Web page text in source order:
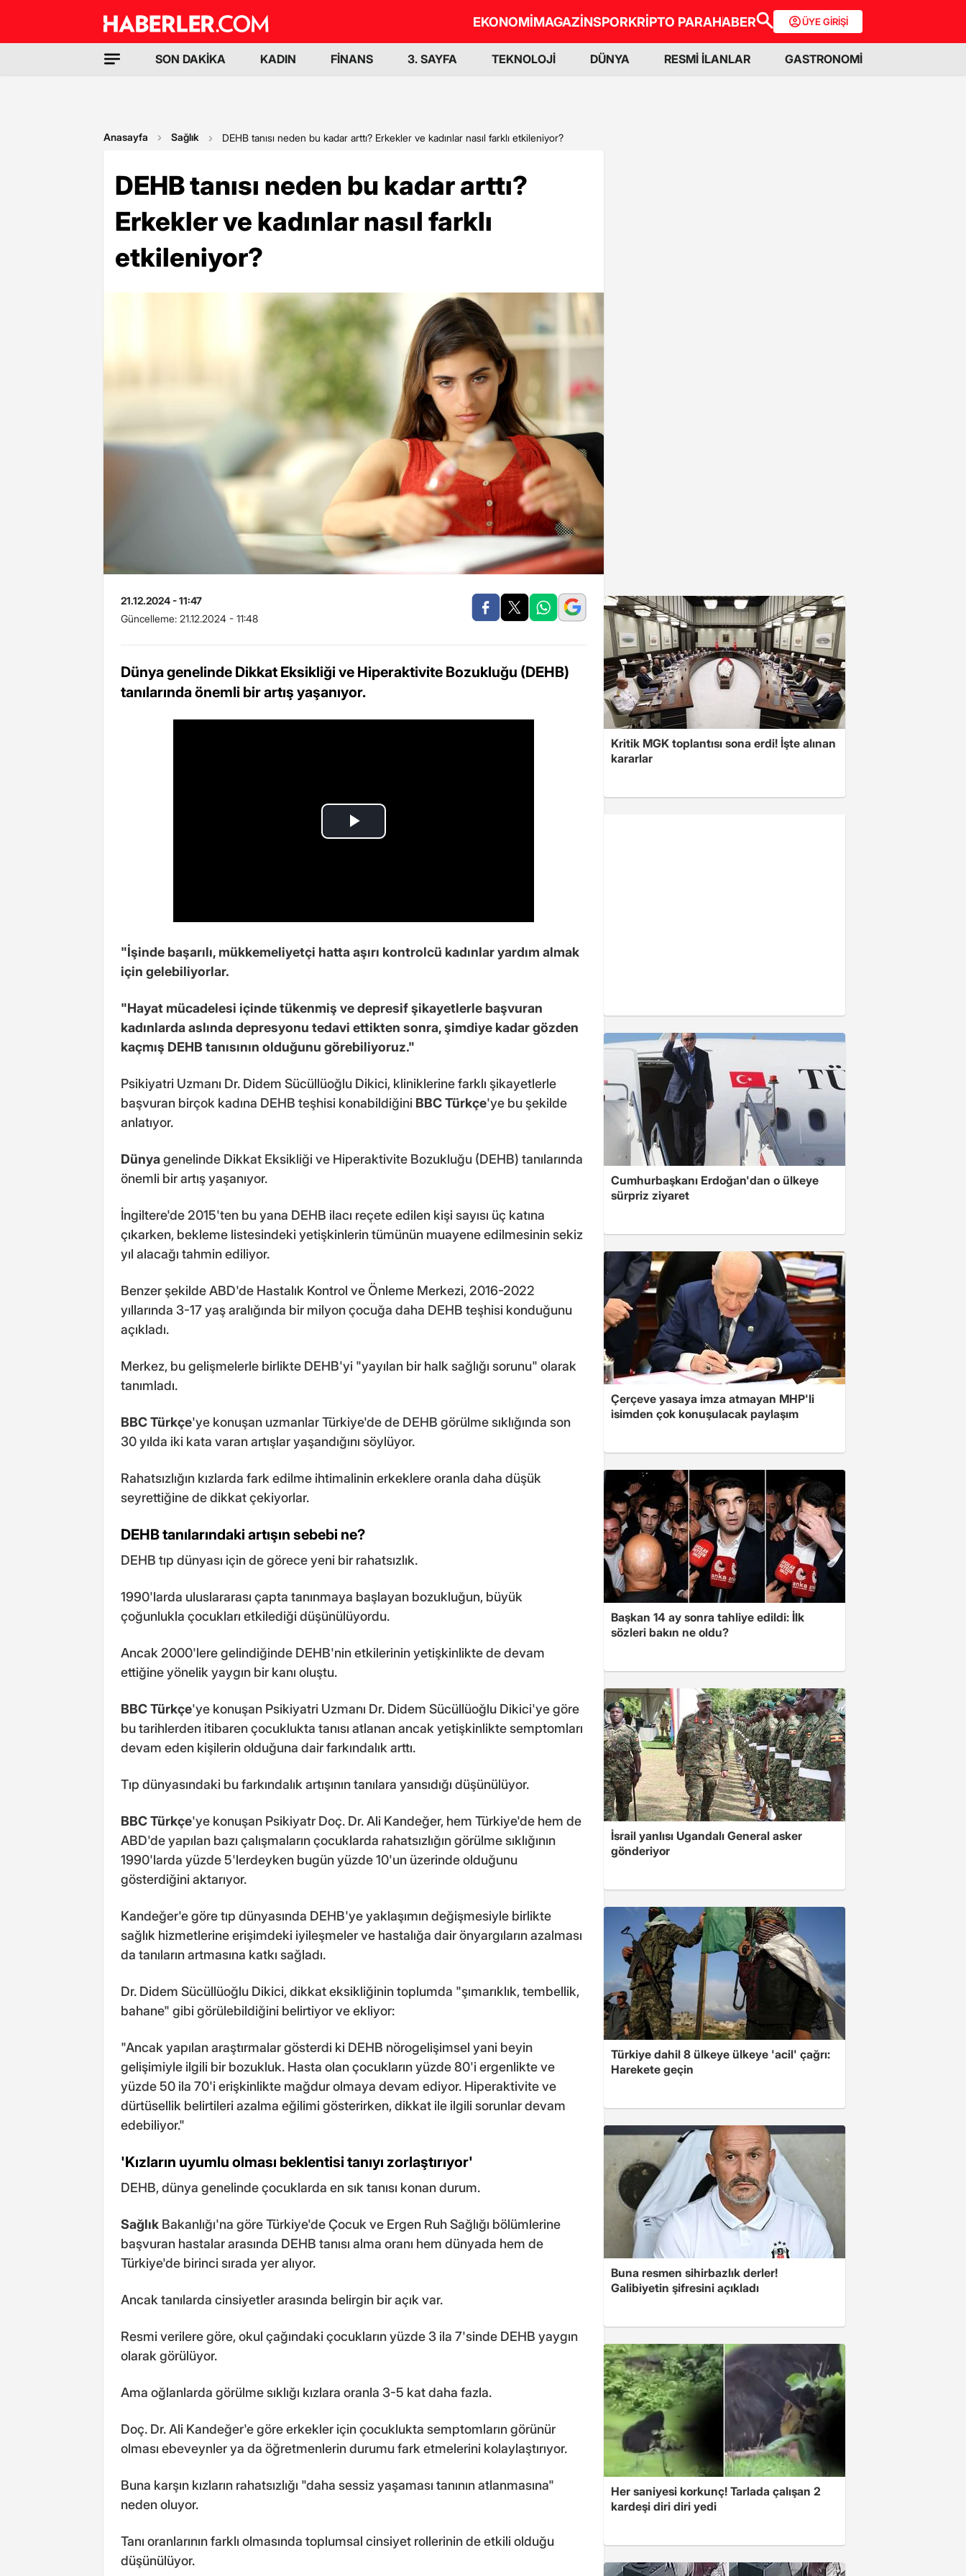
EKONOMİMAGAZİNSPORKRİPTO PARAHABER ÜYE GİRİŞİ
SON DAKİKA KADIN FİNANS 3. SAYFA TEKNOLOJİ DÜNYA RESMİ İLANLAR GASTRONOMİ
Anasayfa Sağlık DEHB tanısı neden bu kadar arttı? Erkekler ve kadınlar nasıl farklı etkileniyor?
DEHB tanısı neden bu kadar arttı?
Erkekler ve kadınlar nasıl farklı
etkileniyor?
21.12.2024 - 11:47
Güncelleme: 21.12.2024 - 11:48
Dünya genelinde Dikkat Eksikliği ve Hiperaktivite Bozukluğu (DEHB)
tanılarında önemli bir artış yaşanıyor.
"İşinde başarılı, mükkemeliyetçi hatta aşırı kontrolcü kadınlar yardım almak
için gelebiliyorlar.
"Hayat mücadelesi içinde tükenmiş ve depresif şikayetlerle başvuran
kadınlarda aslında depresyonu tedavi ettikten sonra, şimdiye kadar gözden
kaçmış DEHB tanısının olduğunu görebiliyoruz."
Psikiyatri Uzmanı Dr. Didem Sücüllüoğlu Dikici, kliniklerine farklı şikayetlerle
başvuran birçok kadına DEHB teşhisi konabildiğini BBC Türkçe'ye bu şekilde
anlatıyor.
Dünya genelinde Dikkat Eksikliği ve Hiperaktivite Bozukluğu (DEHB) tanılarında
önemli bir artış yaşanıyor.
İngiltere'de 2015'ten bu yana DEHB ilacı reçete edilen kişi sayısı üç katına
çıkarken, bekleme listesindeki yetişkinlerin tümünün muayene edilmesinin sekiz
yıl alacağı tahmin ediliyor.
Benzer şekilde ABD'de Hastalık Kontrol ve Önleme Merkezi, 2016-2022
yıllarında 3-17 yaş aralığında bir milyon çocuğa daha DEHB teşhisi konduğunu
açıkladı.
Merkez, bu gelişmelerle birlikte DEHB'yi "yayılan bir halk sağlığı sorunu" olarak
tanımladı.
BBC Türkçe'ye konuşan uzmanlar Türkiye'de de DEHB görülme sıklığında son
30 yılda iki kata varan artışlar yaşandığını söylüyor.
Rahatsızlığın kızlarda fark edilme ihtimalinin erkeklere oranla daha düşük
seyrettiğine de dikkat çekiyorlar.
DEHB tanılarındaki artışın sebebi ne?
DEHB tıp dünyası için de görece yeni bir rahatsızlık.
1990'larda uluslararası çapta tanınmaya başlayan bozukluğun, büyük
çoğunlukla çocukları etkilediği düşünülüyordu.
Ancak 2000'lere gelindiğinde DEHB'nin etkilerinin yetişkinlikte de devam
ettiğine yönelik yaygın bir kanı oluştu.
BBC Türkçe'ye konuşan Psikiyatri Uzmanı Dr. Didem Sücüllüoğlu Dikici'ye göre
bu tarihlerden itibaren çocuklukta tanısı atlanan ancak yetişkinlikte semptomları
devam eden kişilerin olduğuna dair farkındalık arttı.
Tıp dünyasındaki bu farkındalık artışının tanılara yansıdığı düşünülüyor.
BBC Türkçe'ye konuşan Psikiyatr Doç. Dr. Ali Kandeğer, hem Türkiye'de hem de
ABD'de yapılan bazı çalışmaların çocuklarda rahatsızlığın görülme sıklığının
1990'larda yüzde 5'lerdeyken bugün yüzde 10'un üzerinde olduğunu
gösterdiğini aktarıyor.
Kandeğer'e göre tıp dünyasında DEHB'ye yaklaşımın değişmesiyle birlikte
sağlık hizmetlerine erişimdeki iyileşmeler ve hastalığa dair önyargıların azalması
da tanıların artmasına katkı sağladı.
Dr. Didem Sücüllüoğlu Dikici, dikkat eksikliğinin toplumda "şımarıklık, tembellik,
bahane" gibi görülebildiğini belirtiyor ve ekliyor:
"Ancak yapılan araştırmalar gösterdi ki DEHB nörogelişimsel yani beyin
gelişimiyle ilgili bir bozukluk. Hasta olan çocukların yüzde 80'i ergenlikte ve
yüzde 50 ila 70'i erişkinlikte mağdur olmaya devam ediyor. Hiperaktivite ve
dürtüsellik belirtileri azalma eğilimi gösterirken, dikkat ile ilgili sorunlar devam
edebiliyor."
'Kızların uyumlu olması beklentisi tanıyı zorlaştırıyor'
DEHB, dünya genelinde çocuklarda en sık tanısı konan durum.
Sağlık Bakanlığı'na göre Türkiye'de Çocuk ve Ergen Ruh Sağlığı bölümlerine
başvuran hastalar arasında DEHB tanısı alma oranı hem dünyada hem de
Türkiye'de birinci sırada yer alıyor.
Ancak tanılarda cinsiyetler arasında belirgin bir açık var.
Resmi verilere göre, okul çağındaki çocukların yüzde 3 ila 7'sinde DEHB yaygın
olarak görülüyor.
Ama oğlanlarda görülme sıklığı kızlara oranla 3-5 kat daha fazla.
Doç. Dr. Ali Kandeğer'e göre erkekler için çocuklukta semptomların görünür
olması ebeveynler ya da öğretmenlerin durumu fark etmelerini kolaylaştırıyor.
Buna karşın kızların rahatsızlığı "daha sessiz yaşaması tanının atlanmasına"
neden oluyor.
Tanı oranlarının farklı olmasında toplumsal cinsiyet rollerinin de etkili olduğu
düşünülüyor.
Kritik MGK toplantısı sona erdi! İşte alınan
kararlar
Cumhurbaşkanı Erdoğan'dan o ülkeye
sürpriz ziyaret
Çerçeve yasaya imza atmayan MHP'li
isimden çok konuşulacak paylaşım
Başkan 14 ay sonra tahliye edildi: İlk
sözleri bakın ne oldu?
İsrail yanlısı Ugandalı General asker
gönderiyor
Türkiye dahil 8 ülkeye ülkeye 'acil' çağrı:
Harekete geçin
Buna resmen sihirbazlık derler!
Galibiyetin şifresini açıkladı
Her saniyesi korkunç! Tarlada çalışan 2
kardeşi diri diri yedi